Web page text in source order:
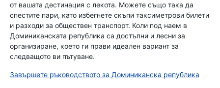
от вашата дестинация с лекота. Можете също така да
спестите пари, като избегнете скъпи таксиметрови билети
и разходи за обществен транспорт. Коли под наем в
Доминиканската република са достъпни и лесни за
организиране, което ги прави идеален вариант за
следващото ви пътуване.
Завършете ръководството за Доминиканска република